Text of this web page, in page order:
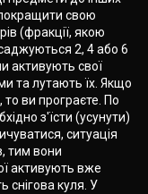
покращити свою
(фракції, якою
2, 4 або 6
активують свої
та лутають їх. Якщо
ви програєте. По
з'їсти (усунути)
ситуація
тим вони
активують вже
снігова куля. У